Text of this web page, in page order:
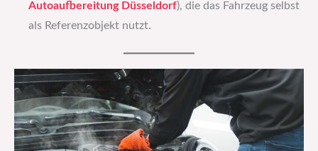
Autoaufbereitung Düsseldorf), die das Fahrzeug selbst
als Referenzobjekt nutzt.